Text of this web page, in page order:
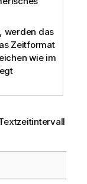
werden das
Zeitformat
wie im